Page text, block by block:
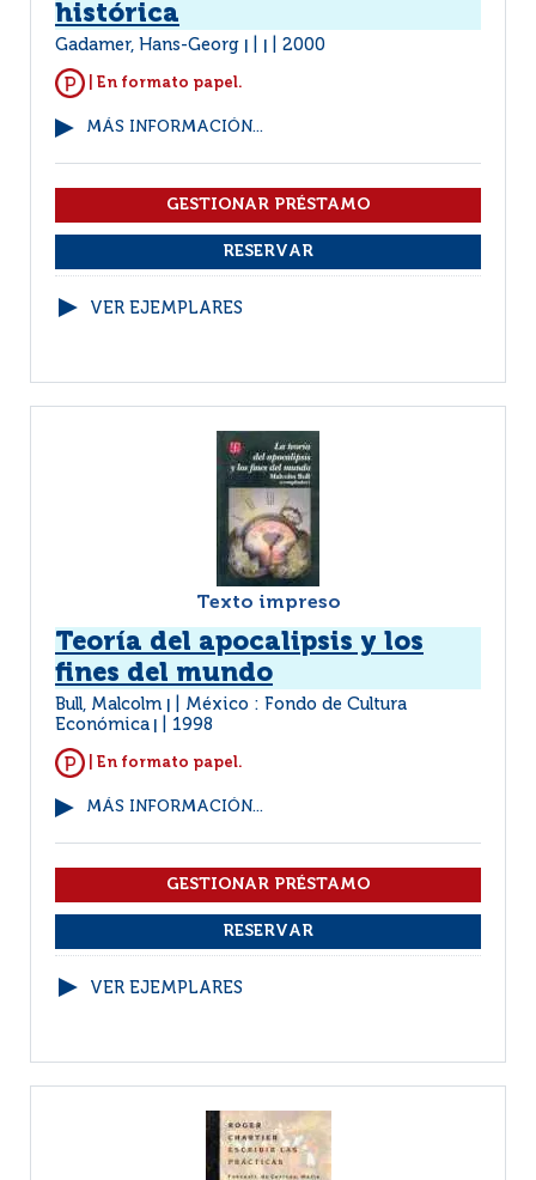
histórica
Gadamer, Hans-Georg 2000
| En formato papel.
MÁS INFORMACIÓN...
VER EJEMPLARES
Texto impreso
Teoría del apocalipsis y los
fines del mundo
Bull, Malcolm
México : Fondo de Cultura
Económica
1998
| En formato papel.
MÁS INFORMACIÓN...
VER EJEMPLARES